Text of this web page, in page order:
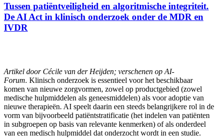
Tussen patiëntveiligheid en algoritmische integriteit.
De AI Act in klinisch onderzoek onder de MDR en
IVDR
Artikel door Cécile van der Heijden; verschenen op AI-
Forum. Klinisch onderzoek is essentieel voor het beschikbaar
komen van nieuwe zorgvormen, zowel op productgebied (zowel
medische hulpmiddelen als geneesmiddelen) als voor adoptie van
nieuwe therapieën. AI speelt daarin een steeds belangrijkere rol in de
vorm van bijvoorbeeld patiëntstratificatie (het indelen van patiënten
in subgroepen op basis van relevante kenmerken) of als onderdeel
van een medisch hulpmiddel dat onderzocht wordt in een studie.